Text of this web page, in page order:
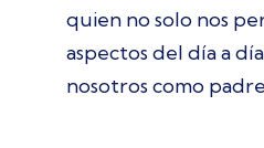
quien no solo nos
aspectos del día a
nosotros como